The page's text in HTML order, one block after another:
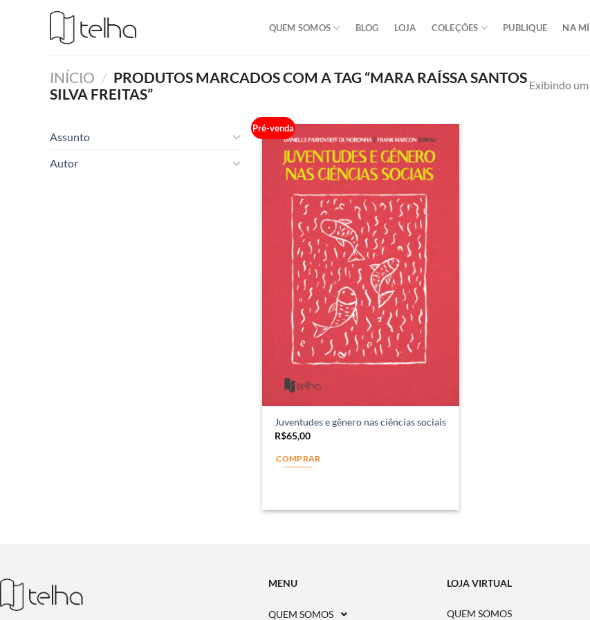
QUEM SOMOS BLOG LOJA COLEÇÕES PUBLIQUE NA
INÍCIO / PRODUTOS MARCADOS COM A TAG “MARA RAÍSSA SANTOS
SILVA FREITAS”
Exibindo
Assunto
Autor
Pré-venda
Juventudes e gênero nas ciências sociais
R$65,00
COMPRAR
MENU
QUEM SOMOS
LOJA VIRTUAL
QUEM SOMOS